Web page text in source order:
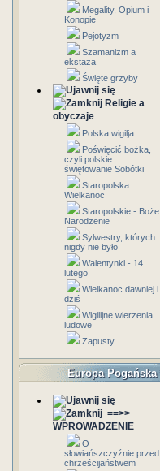
Megality, Opium i
Konopie
Pejotyzm
Szamanizm a
ekstaza
Święte grzyby
Religie a
obyczaje
Polska wigilja
Poświęcić bożka,
czyli polskie
świętowanie Sobótki
Staropolska
Wielkanoc
Staropolskie - Boże
Narodzenie
Sylwestry, których
nigdy nie było
Walentynki - 14
lutego
Wielkanoc dawniej i
dziś
Wigilijne wierzenia
ludowe
Zapusty
Europa Pogańska
==>>
WPROWADZENIE
O
słowiańszczyźnie przed
chrześcijaństwem